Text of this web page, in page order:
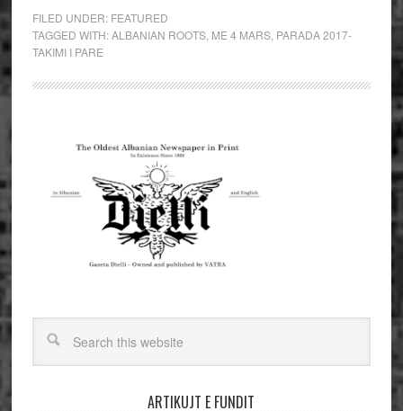
FILED UNDER: FEATURED
TAGGED WITH:ALBANIAN ROOTS, ME 4 MARS, PARADA 2017-
TAKIMI I PARE
ARTIKUJT E FUNDIT